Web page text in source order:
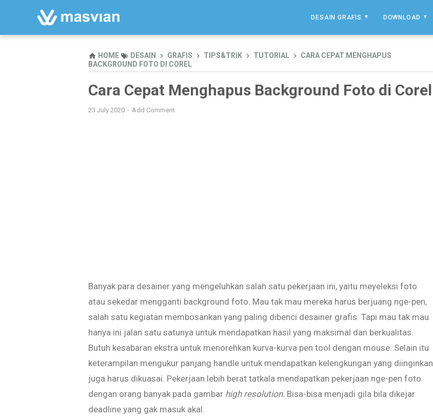
DESAIN GRAFIS DOWNLOAD
HOME DESAIN GRAFIS TIPS&TRIK TUTORIAL
CARA CEPAT MENGHAPUS
BACKGROUND FOTO DI COREL
Cara Cepat Menghapus Background Foto di Corel
23 July 2020 Add Comment
Banyak para desainer yang mengeluhkan salah satu pekerjaan ini, yaitu meyeleksi foto
atau sekedar mengganti background foto. Mau tak mau mereka harus berjuang nge-pen,
salah satu kegiatan membosankan yang paling dibenci desainer grafis. Tapi mau tak mau
hanya ini jalan satu satunya untuk mendapatkan hasil yang maksimal dan berkualitas.
Butuh kesabaran ekstra untuk menorehkan kurva-kurva pen tool dengan mouse. Selain itu
keterampilan mengukur panjang handle untuk mendapatkan kelengkungan yang diinginkan
juga harus dikuasai. Pekerjaan lebih berat tatkala mendapatkan pekerjaan nge-pen foto
dengan orang banyak pada gambar high resolution. Bisa-bisa menjadi gila bila dikejar
deadline yang gak masuk akal.